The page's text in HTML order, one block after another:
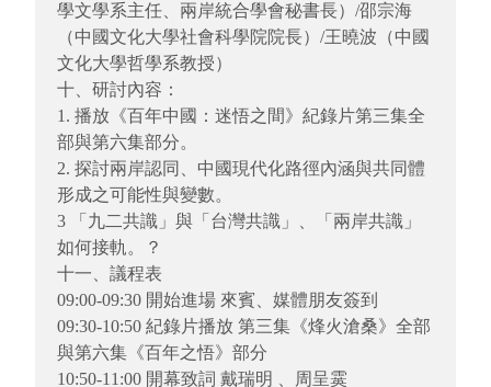
學文學系主任、兩岸統合學會秘書長）/邵宗海
（中國文化大學社會科學院院長）/王曉波（中國
文化大學哲學系教授）
十、研討內容：
1. 播放《百年中國：迷悟之間》紀錄片第三集全
部與第六集部分。
2. 探討兩岸認同、中國現代化路徑內涵與共同體
形成之可能性與變數。
3 「九二共識」與「台灣共識」、「兩岸共識」
如何接軌。？
十一、議程表
09:00-09:30 開始進場 來賓、媒體朋友簽到
09:30-10:50 紀錄片播放 第三集《烽火滄桑》全部
與第六集《百年之悟》部分
10:50-11:00 開幕致詞 戴瑞明 、周呈霙